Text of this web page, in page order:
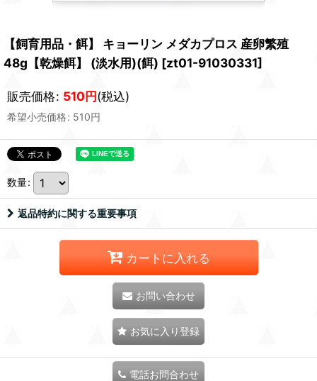
【飼育用品・餌】 キョーリン メダカプロス 産卵繁殖
48g【乾燥餌】 (淡水用)(餌) [zt01-91030331]
販売価格: 510円(税込)
希望小売価格: 510円
数量:
返品特約に関する重要事項
カートに入れる
お問い合わせ
お気に入り登録
電話お問合わせ